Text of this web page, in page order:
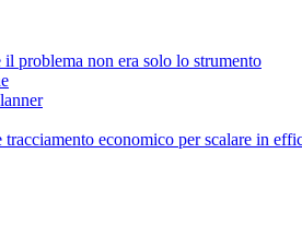
il problema non era solo lo strumento
economico per scalare in